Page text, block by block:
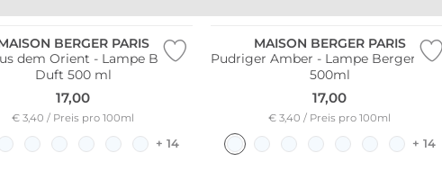
BE FAMOUS DOCK AND BAY
BERGER PARIS
dem Orient - Lampe Berger
Duft 500 ml
17,00
€ 3,40 / Preis pro 100ml
+ 14
MAISON BERGER PARIS
Pudriger Amber - Lampe Berger Duft
500ml
17,00
€ 3,40 / Preis pro 100ml
+ 14